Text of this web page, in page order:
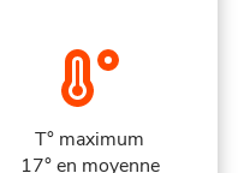
T° maximum
17° en moyenne